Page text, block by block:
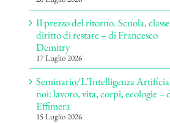
Il prezzo del ritorno. Scuola,
diritto di restare – di Francesco
Demitry
17 Luglio 2026
Seminario/L’Intelligenza
noi: lavoro, vita, corpi, ecologie –
Effimera
15 Luglio 2026